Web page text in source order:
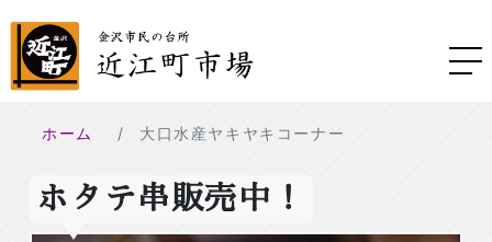
ホーム 大口水産ヤキヤキコーナー
ホタテ串販売中！